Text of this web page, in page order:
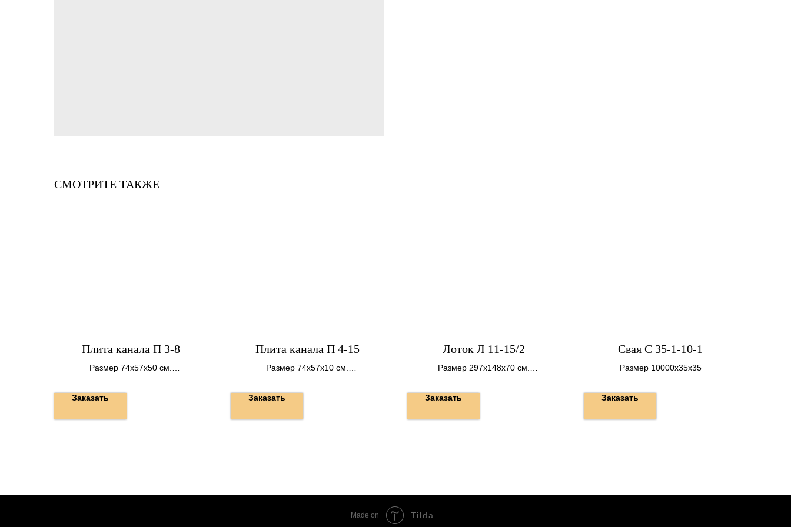
СМОТРИТЕ ТАКЖЕ
Плита канала П 3-8
Размер 74х57х50 см.
Заказать
Плита канала П 4-15
Размер 74х57х10 см.
Заказать
Лоток Л 11-15/2
Размер 297х148х70 см.
Заказать
Свая С 35-1-10-1
Размер 10000х35х35
Заказать
Made on Tilda